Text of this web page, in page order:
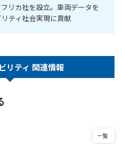
リカ社を設立。車両データを
ティ社会実現に貢献
リティ 関連情報
一覧